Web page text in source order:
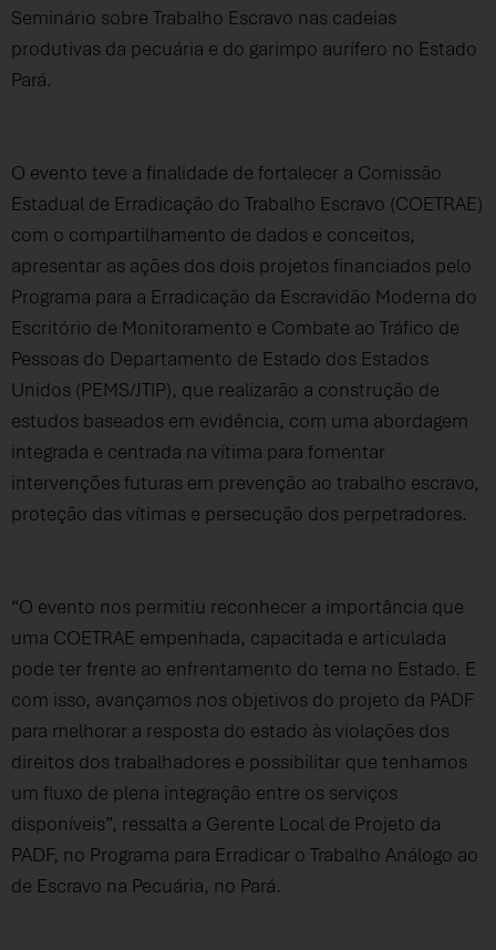
Seminário sobre Trabalho Escravo nas cadeias
produtivas da pecuária e do garimpo aurífero no Estado
Pará.
O evento teve a finalidade de fortalecer a Comissão
Estadual de Erradicação do Trabalho Escravo (COETRAE)
com o compartilhamento de dados e conceitos,
apresentar as ações dos dois projetos financiados pelo
Programa para a Erradicação da Escravidão Moderna do
Escritório de Monitoramento e Combate ao Tráfico de
Pessoas do Departamento de Estado dos Estados
Unidos (PEMS/JTIP), que realizarão a construção de
estudos baseados em evidência, com uma abordagem
integrada e centrada na vítima para fomentar
intervenções futuras em prevenção ao trabalho escravo,
proteção das vítimas e persecução dos perpetradores.
“O evento nos permitiu reconhecer a importância que
uma COETRAE empenhada, capacitada e articulada
pode ter frente ao enfrentamento do tema no Estado. E
com isso, avançamos nos objetivos do projeto da PADF
para melhorar a resposta do estado às violações dos
direitos dos trabalhadores e possibilitar que tenhamos
um fluxo de plena integração entre os serviços
disponíveis”, ressalta a Gerente Local de Projeto da
PADF, no Programa para Erradicar o Trabalho Análogo ao
de Escravo na Pecuária, no Pará.